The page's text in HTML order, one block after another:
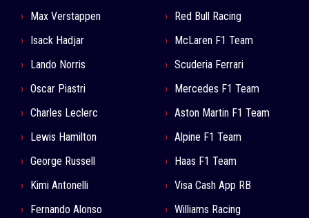
Max Verstappen
Isack Hadjar
Lando Norris
Oscar Piastri
Charles Leclerc
Lewis Hamilton
George Russell
Kimi Antonelli
Fernando Alonso
Red Bull Racing
McLaren F1 Team
Scuderia Ferrari
Mercedes F1 Team
Aston Martin F1 Team
Alpine F1 Team
Haas F1 Team
Visa Cash App RB
Williams Racing